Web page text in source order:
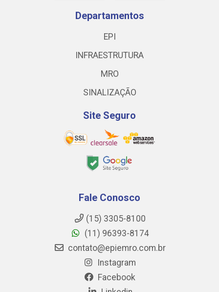
Departamentos
EPI
INFRAESTRUTURA
MRO
SINALIZAÇÃO
Site Seguro
Fale Conosco
(15) 3305-8100
(11) 96393-8174
contato@epiemro.com.br
Instagram
Facebook